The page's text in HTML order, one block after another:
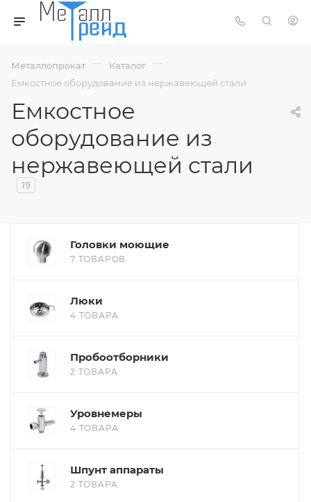
Металлопрокат — Каталог —
Емкостное оборудование из нержавеющей стали
Емкостное
оборудование из
нержавеющей стали
19
Головки моющие
7 ТОВАРОВ
Люки
4 ТОВАРА
Пробоотборники
2 ТОВАРА
Уровнемеры
4 ТОВАРА
Шпунт аппараты
2 ТОВАРА